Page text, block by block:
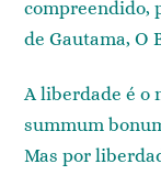
compreendido,
de Gautama, O
A liberdade é o
summum
Mas por